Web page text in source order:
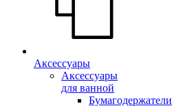
Аксессуары
Аксессуары
для ванной
Бумагодержатели